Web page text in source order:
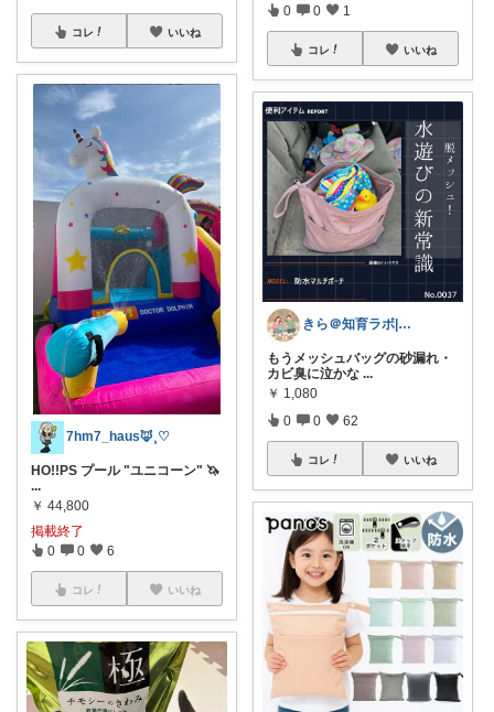
コレ いいね
7hm7_haus‪🦊⸒♡
HO!!PS プール "ユニコーン" 🦄
...
￥ 44,800
掲載終了
0 0 6
コレ いいね
0 0 1
コレ いいね
きら＠知育ラボ| 育児関連グッズカタログ
もうメッシュバッグの砂漏れ・
カビ臭に泣かな ...
￥ 1,080
0 0 62
コレ いいね